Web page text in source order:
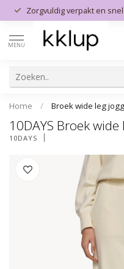
Zorgvuldig verpakt en
MENU
Home / Broek wide leg
10DAYS Broek
10DAYS